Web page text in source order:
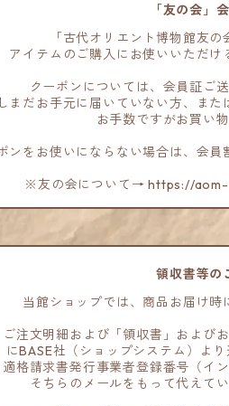
「友の会」
「古代オリエント博物館友
アイテムのご購入にお使いいただけ
クーポンについては、会員証ご
まだお手元に届いていない方、また
お手数ですがお買い
ンをお使いにならない場合は、会員
※友の会について→ https://
領収書等の
当館ショップでは、商品お届け時
ご注文明細および「領収書」および
にBASE社（ショップシステム）よ
適格請求書発行事業者登録番号（イ
そちらのメールをもって代えて